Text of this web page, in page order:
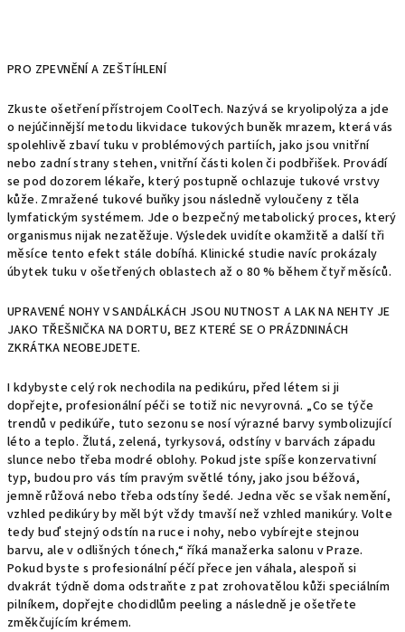
PRO ZPEVNĚNÍ A ZEŠTÍHLENÍ
Zkuste ošetření přístrojem CoolTech. Nazývá se kryolipolýza a jde
o nejúčinnější metodu likvidace tukových buněk mrazem, která vás
spolehlivě zbaví tuku v problémových partiích, jako jsou vnitřní
nebo zadní strany stehen, vnitřní části kolen či podbřišek. Provádí
se pod dozorem lékaře, který postupně ochlazuje tukové vrstvy
kůže. Zmražené tukové buňky jsou následně vyloučeny z těla
lymfatickým systémem. Jde o bezpečný metabolický proces, který
organismus nijak nezatěžuje. Výsledek uvidíte okamžitě a další tři
měsíce tento efekt stále dobíhá. Klinické studie navíc prokázaly
úbytek tuku v ošetřených oblastech až o 80 % během čtyř měsíců.
UPRAVENÉ NOHY V SANDÁLKÁCH JSOU NUTNOST A LAK NA NEHTY JE
JAKO TŘEŠNIČKA NA DORTU, BEZ KTERÉ SE O PRÁZDNINÁCH
ZKRÁTKA NEOBEJDETE.
I kdybyste celý rok nechodila na pedikúru, před létem si ji
dopřejte, profesionální péči se totiž nic nevyrovná. „Co se týče
trendů v pedikúře, tuto sezonu se nosí výrazné barvy symbolizující
léto a teplo. Žlutá, zelená, tyrkysová, odstíny v barvách západu
slunce nebo třeba modré oblohy. Pokud jste spíše konzervativní
typ, budou pro vás tím pravým světlé tóny, jako jsou béžová,
jemně růžová nebo třeba odstíny šedé. Jedna věc se však nemění,
vzhled pedikúry by měl být vždy tmavší než vzhled manikúry. Volte
tedy buď stejný odstín na ruce i nohy, nebo vybírejte stejnou
barvu, ale v odlišných tónech,“ říká manažerka salonu v Praze.
Pokud byste s profesionální péčí přece jen váhala, alespoň si
dvakrát týdně doma odstraňte z pat zrohovatělou kůži speciálním
pilníkem, dopřejte chodidlům peeling a následně je ošetřete
změkčujícím krémem.